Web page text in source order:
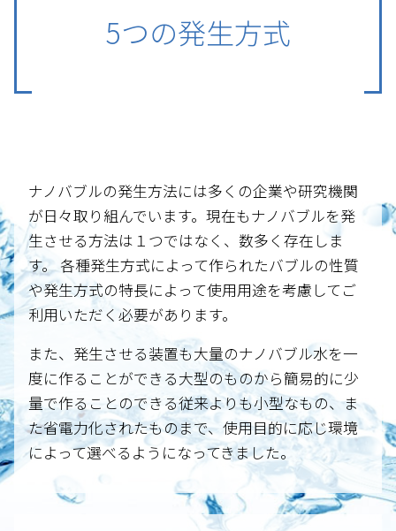
5つの発生方式
ナノバブルの発生方法には多くの企業や研究機関
が日々取り組んでいます。現在もナノバブルを発
生させる方法は１つではなく、数多く存在しま
す。 各種発生方式によって作られたバブルの性質
や発生方式の特長によって使用用途を考慮してご
利用いただく必要があります。
また、発生させる装置も大量のナノバブル水を一
度に作ることができる大型のものから簡易的に少
量で作ることのできる従来よりも小型なもの、ま
た省電力化されたものまで、使用目的に応じ環境
によって選べるようになってきました。